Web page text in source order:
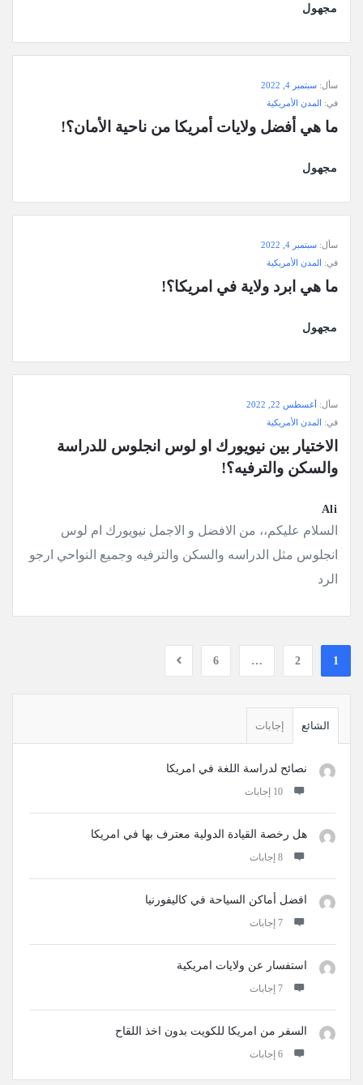
مجهول
سأل: سبتمبر 4, 2022
في: المدن الأمريكية
ما هي أفضل ولايات أمريكا من ناحية الأمان؟!
مجهول
سأل: سبتمبر 4, 2022
في: المدن الأمريكية
ما هي ابرد ولاية في امريكا؟!
مجهول
سأل: أغسطس 22, 2022
في: المدن الأمريكية
والسكن والترفيه؟!
Ali
السلام عليكم،، من الافضل و الاجمل نيويورك ام لوس
انجلوس مثل الدراسه والسكن والترفيه وجميع النواحي ارجو
الرد
1
2
…
6
الجانبيةالشائع إجابات
نصائح لدراسة اللغة في امريكا
‫10 إجابات
هل رخصة القيادة الدولية معترف بها في امريكا
‫8 إجابات
افضل أماكن السياحة في كاليفورنيا
‫7 إجابات
استفسار عن ولايات امريكية
‫7 إجابات
السفر من امريكا للكويت بدون اخذ اللقاح
‫6 إجابات